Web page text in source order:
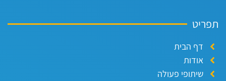
דף הבית
אודות
שיתופי פעולה